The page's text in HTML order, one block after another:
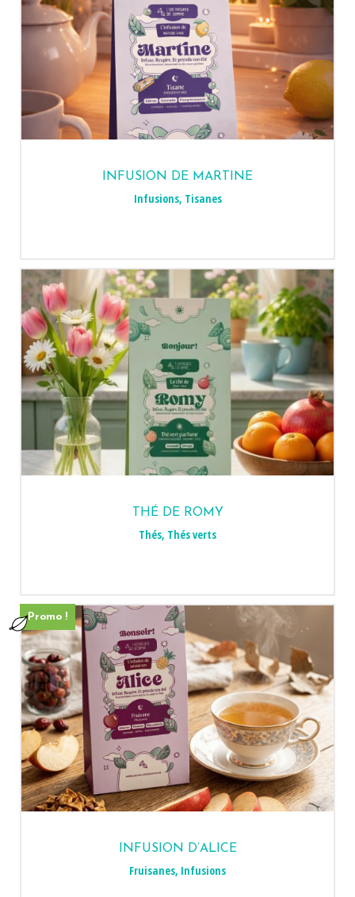
INFUSION DE MARTINE
Infusions, Tisanes
THÉ DE ROMY
Thés, Thés verts
Promo !
INFUSION D’ALICE
Fruisanes, Infusions